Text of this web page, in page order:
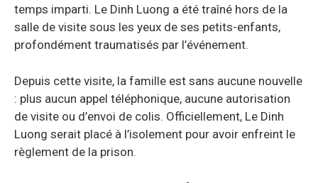
temps imparti. Le Dinh Luong a été traîné hors de la
salle de visite sous les yeux de ses petits-enfants,
profondément traumatisés par l’événement.
Depuis cette visite, la famille est sans aucune nouvelle
: plus aucun appel téléphonique, aucune autorisation
de visite ou d’envoi de colis. Officiellement, Le Dinh
Luong serait placé à l’isolement pour avoir enfreint le
règlement de la prison.